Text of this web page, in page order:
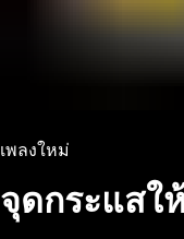
เพลงใหม่
จุดกระแสใ